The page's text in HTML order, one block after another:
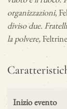
organizzazioni,
diviso due.
la polvere,
Inizio evento